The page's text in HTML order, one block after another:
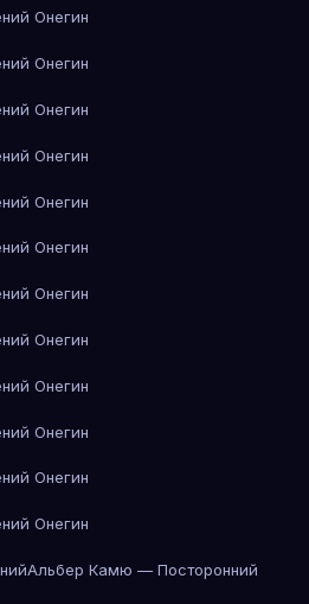
Онегин
Онегин
Онегин
Онегин
Онегин
Онегин
Онегин
Онегин
Онегин
Онегин
Онегин
Онегин
Альбер Камю — Посторонний